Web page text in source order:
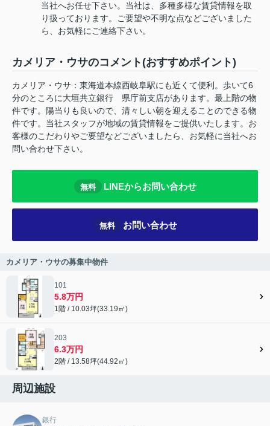
当社へお任せ下さい。当社は、多種多様な賃貸情報を取
り扱っております。ご要望や不明な点などございました
ら、お気軽にご連絡下さい。
カメリア・ウサのコメント(おすすめポイント)
カメリア・ウサ：東海道本線西岐阜駅にも近くて便利。歩いて6
分のところに大垣共立銀行 県庁前支店があります。最上階の物
件です。陽当りも良いので、清々しい朝を迎えることのできる物
件です。当社スタッフが地域の賃貸情報をご提供いたします。お
客様のこだわりやご要望などございましたら、お気軽に当社へお
問い合わせ下さい。
無料 LINEからお問い合わせ
無料 お問い合わせ
カメリア・ウサの募集中物件
101
5.8万円
1階 / 10.03坪(33.19㎡)
203
6.3万円
2階 / 13.58坪(44.92㎡)
周辺施設
銀行